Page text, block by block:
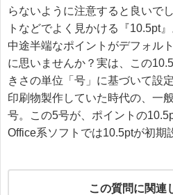
らないように注意すると良いで
トなどでよく見かける『10.5pt
中途半端なポイントがデフォル
に思いませんか？実は、この
きさの単位「号」に基づいて設
印刷物製作していた時代の、一
号。この5号が、ポイントの
Office系ソフトでは10.5ptが初期
この質問に関連